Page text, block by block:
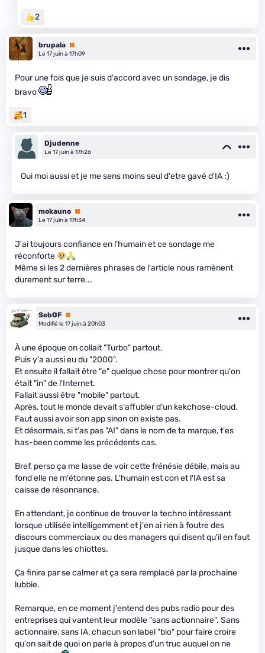
2
brupala Premium
Le 17 juin à 17h09
Pour une fois que je suis d'accord avec un sondage, je dis
bravo
1
Djudenne
Le 17 juin à 17h26
Oui moi aussi et je me sens moins seul d'etre gavé d'IA :)
mokauno Premium
Le 17 juin à 17h34
J'ai toujours confiance en l'humain et ce sondage me
réconforte
Même si les 2 dernières phrases de l'article nous ramènent
durement sur terre...
SebGF Premium
Modifié le 17 juin à 20h03
À une époque on collait "Turbo" partout.
Puis y'a aussi eu du "2000".
Et ensuite il fallait être "e" quelque chose pour montrer qu'on
était "in" de l'Internet.
Fallait aussi être "mobile" partout.
Après, tout le monde devait s'affubler d'un kekchose-cloud.
Faut aussi avoir son app sinon on existe pas.
Et désormais, si t'as pas "AI" dans le nom de ta marque, t'es
has-been comme les précédents cas.
Bref, perso ça me lasse de voir cette frénésie débile, mais au
fond elle ne m'étonne pas. L'humain est con et l'IA est sa
caisse de résonnance.
En attendant, je continue de trouver la techno intéressant
lorsque utilisée intelligemment et j'en ai rien à foutre des
discours commerciaux ou des managers qui disent qu'il en faut
jusque dans les chiottes.
Ça finira par se calmer et ça sera remplacé par la prochaine
lubbie.
Remarque, en ce moment j'entend des pubs radio pour des
entreprises qui vantent leur modèle "sans actionnaire". Sans
actionnaire, sans IA, chacun son label "bio" pour faire croire
qu'on sait de quoi on parle à propos d'un truc auquel on ne